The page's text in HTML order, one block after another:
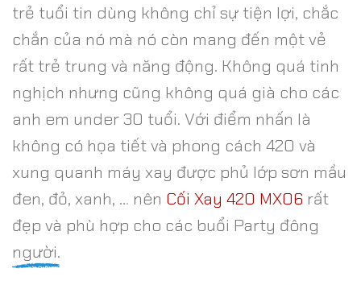
trẻ tuổi tin dùng không chỉ sự tiện lợi, chắc
chắn của nó mà nó còn mang đến một vẻ
rất trẻ trung và năng động. Không quá tinh
nghịch nhưng cũng không quá già cho các
anh em under 30 tuổi. Với điểm nhấn là
không có họa tiết và phong cách 420 và
xung quanh máy xay được phủ lớp sơn mầu
đen, đỏ, xanh, … nên Cối Xay 420 MX06 rất
đẹp và phù hợp cho các buổi Party đông
người.